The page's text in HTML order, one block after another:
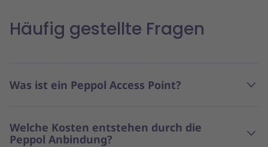
Häufig gestellte Fragen
Was ist ein Peppol Access Point?
Welche Kosten entstehen durch die
Peppol Anbindung?